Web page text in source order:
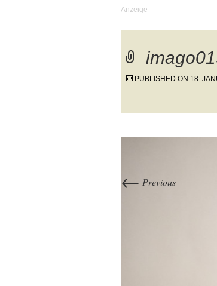
PUBLISHED ON 18.
← Previous